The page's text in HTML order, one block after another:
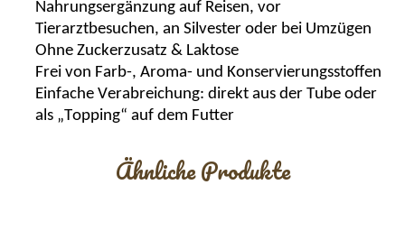
Nahrungsergänzung auf Reisen, vor
Tierarztbesuchen, an Silvester oder bei Umzügen
Ohne Zuckerzusatz & Laktose
Frei von Farb-, Aroma- und Konservierungsstoffen
Einfache Verabreichung: direkt aus der Tube oder
als „Topping“ auf dem Futter
Ähnliche Produkte